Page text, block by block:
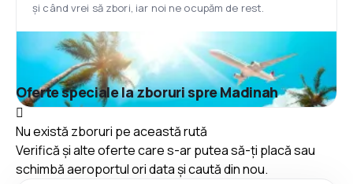
și când vrei să zbori, iar noi ne ocupăm de rest.
Oferte speciale la zboruri spre Madinah
Nu există zboruri pe această rută
Verifică și alte oferte care s-ar putea să-ți placă sau
schimbă aeroportul ori data și caută din nou.